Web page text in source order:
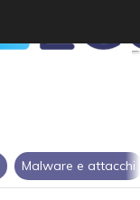
Malware e attacchi